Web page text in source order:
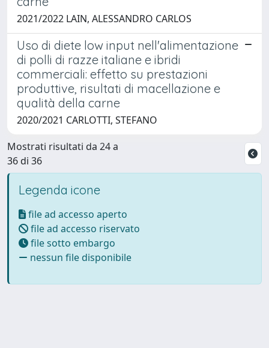
2021/2022 LAIN, ALESSANDRO CARLOS
Uso di diete low input nell'alimentazione
di polli di razze italiane e ibridi
commerciali: effetto su prestazioni
produttive, risultati di macellazione e
qualità della carne
2020/2021 CARLOTTI, STEFANO
Mostrati risultati da 24 a
36 di 36
Legenda icone
file ad accesso aperto
file ad accesso riservato
file sotto embargo
nessun file disponibile